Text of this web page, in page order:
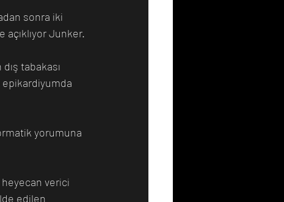
sonra iki
açıklıyor Junker.
tabakası
yorumuna
heyecan verici
edilen